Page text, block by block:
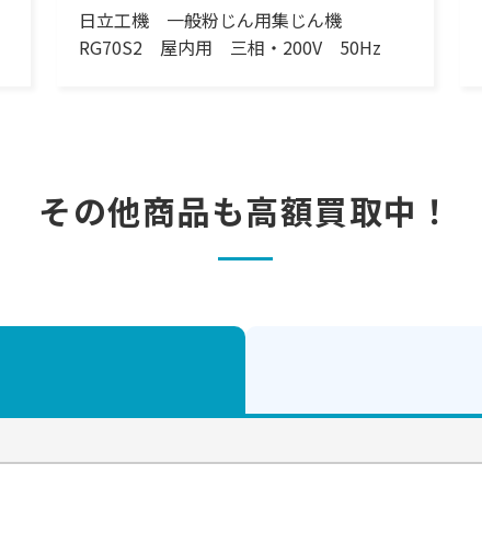
日立工機 一般粉じん用集じん機
RG70S2 屋内用 三相・200V 50Hz
その他商品も高額買取中！